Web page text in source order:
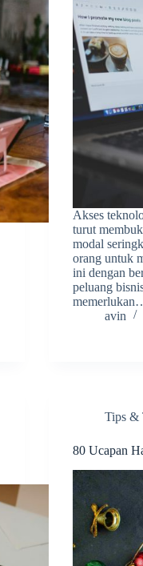
Akses
turut
modal
orang untuk
ini dengan
peluang
avin
Tips &
80 Ucapan